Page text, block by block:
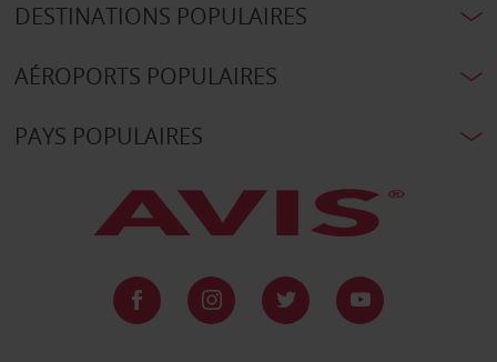
DESTINATIONS POPULAIRES
AÉROPORTS POPULAIRES
PAYS POPULAIRES